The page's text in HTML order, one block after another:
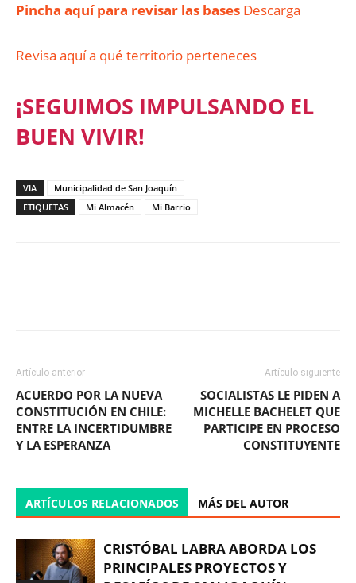
Pincha aquí para revisar las bases Descarga
Revisa aquí a qué territorio perteneces
¡SEGUIMOS IMPULSANDO EL
BUEN VIVIR!
VIA
Municipalidad de San Joaquín
ETIQUETAS
Mi Almacén Mi Barrio
Artículo anterior
ACUERDO POR LA NUEVA
CONSTITUCIÓN EN CHILE:
ENTRE LA INCERTIDUMBRE
Y LA ESPERANZA
Artículo siguiente
SOCIALISTAS LE PIDEN A
MICHELLE BACHELET QUE
PARTICIPE EN PROCESO
CONSTITUYENTE
ARTÍCULOS RELACIONADOS MÁS DEL AUTOR
CRISTÓBAL LABRA ABORDA LOS
PRINCIPALES PROYECTOS Y